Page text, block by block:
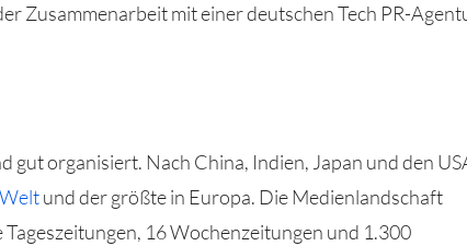
Zusammenarbeit mit einer deutschen Tech PR-
organisiert. Nach China, Indien, Japan und den
und der größte in Europa. Die Medienlandschaft
16 Wochenzeitungen und 1.300